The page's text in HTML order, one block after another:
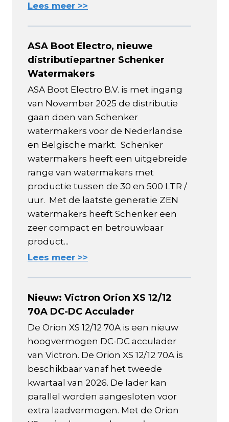
Lees meer >>
ASA Boot Electro, nieuwe
distributiepartner Schenker
Watermakers
ASA Boot Electro B.V. is met ingang
van November 2025 de distributie
gaan doen van Schenker
watermakers voor de Nederlandse
en Belgische markt. Schenker
watermakers heeft een uitgebreide
range van watermakers met
productie tussen de 30 en 500 LTR /
uur. Met de laatste generatie ZEN
watermakers heeft Schenker een
zeer compact en betrouwbaar
product...
Lees meer >>
Nieuw: Victron Orion XS 12/12
70A DC-DC Acculader
De Orion XS 12/12 70A is een nieuw
hoogvermogen DC-DC acculader
van Victron. De Orion XS 12/12 70A is
beschikbaar vanaf het tweede
kwartaal van 2026. De lader kan
parallel worden aangesloten voor
extra laadvermogen. Met de Orion